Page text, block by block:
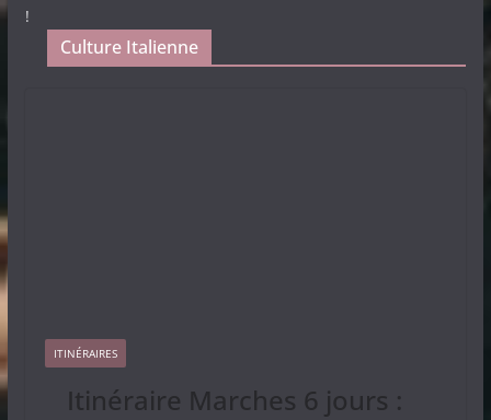
!
Culture Italienne
ITINÉRAIRES
Itinéraire Marches 6 jours :